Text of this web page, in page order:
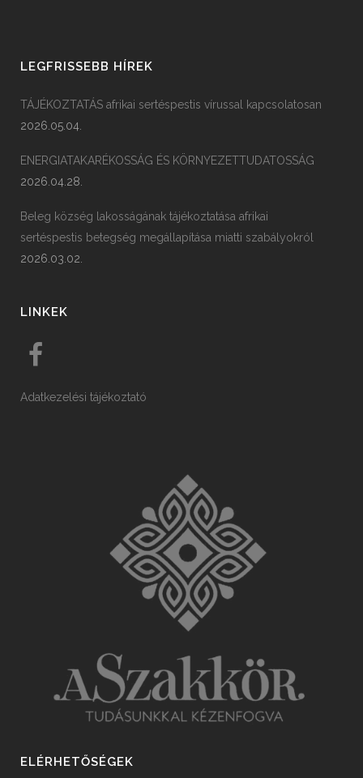
LEGFRISSEBB HÍREK
TÁJÉKOZTATÁS afrikai sertéspestis vírussal kapcsolatosan
2026.05.04.
ENERGIATAKARÉKOSSÁG ÉS KÖRNYEZETTUDATOSSÁG
2026.04.28.
Beleg község lakosságának tájékoztatása afrikai
sertéspestis betegség megállapítása miatti szabályokról
2026.03.02.
LINKEK
Adatkezelési tájékoztató
ELÉRHETŐSÉGEK